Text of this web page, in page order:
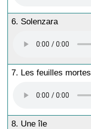
6. Solenzara
7. Les feuilles mortes
8. Une île